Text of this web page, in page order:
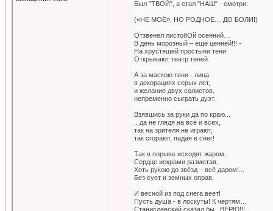
Был "ТВОЙ", а стал "НАШ" - смотри:
(«НЕ МОЁ», НО РОДНОЕ… ДО БОЛИ!)
Отзвенел листобОй осенний…
В день морозный – ещё ценней!!! -
На хрустящей простыни тени
Открывают театр теней.
А за маскою тени - лица
в декорациях серых лет,
и желание двух солистов,
непременно сыграть дуэт.
Взявшись за руки да по краю...
.. да не глядя на всё и всех,
так на зрителя не играют,
так сгорают, падая в снег!
Так в порыве исходят жаром,
Сердце искрами разметав.
Хоть рукою до звёзд – всё даром!...
Без сует и земных оправ.
И весной из под снега веет!
Пусть душа - в лоскуты! К чертям…
Станиславский сказал бы ,,ВЕРЮ!!!,,